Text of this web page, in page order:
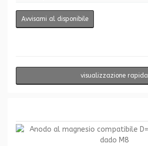
Avvisami al disponibile
visualizzazione rapida